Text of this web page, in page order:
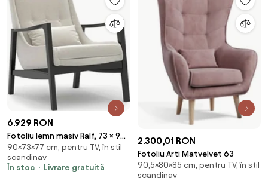
6.929 RON
Fotoliu lemn masiv Ralf, 73 × 90
× 77 cm
90×73×77 cm, pentru TV, în stil
scandinav
În stoc
Livrare gratuită
2.300,01 RON
Fotoliu Arti Matvelvet 63
90,5×80×85 cm, pentru TV, în stil
scandinav